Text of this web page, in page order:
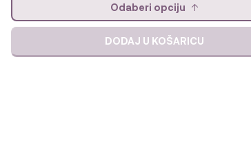
Odaberi opciju
DODAJ U KOŠARICU